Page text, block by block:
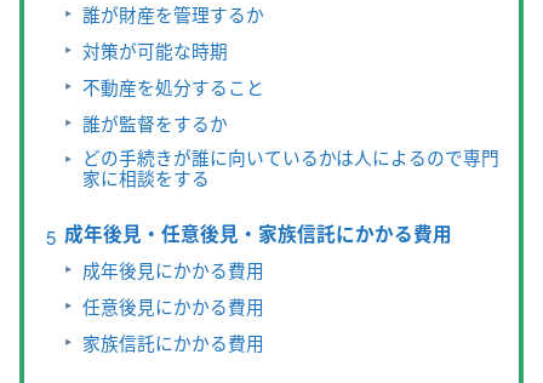
誰が財産を管理するか
対策が可能な時期
不動産を処分すること
誰が監督をするか
どの手続きが誰に向いているかは人によるので専門
家に相談をする
成年後見・任意後見・家族信託にかかる費用
成年後見にかかる費用
任意後見にかかる費用
家族信託にかかる費用